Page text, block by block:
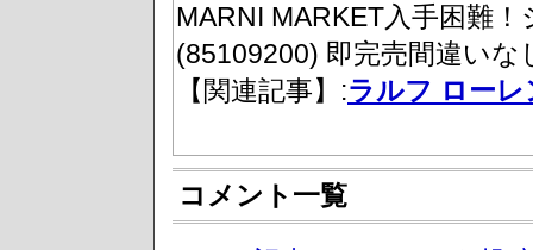
MARNI MARKET入手困難
(85109200) 即完売間違いな
【関連記事】:ラルフ ロー
コメント一覧